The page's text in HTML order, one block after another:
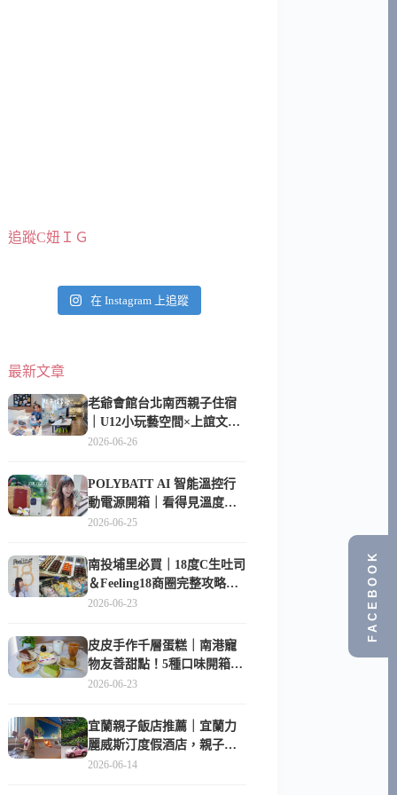
追蹤C妞ＩＧ
在 Instagram 上追蹤
最新文章
老爺會館台北南西親子住宿
｜U12小玩藝空間×上誼文
化，暑假帶孩子這樣玩
2026-06-26
POLYBATT AI 智能溫控行
動電源開箱｜看得見溫度與
電量，外出更安心的
2026-06-25
南投埔里必買｜18度C生吐司
＆Feeling18商圈完整攻略，
在地人帶路這樣逛
2026-06-23
皮皮手作千層蛋糕｜南港寵
物友善甜點！5種口味開箱，
比Lady M便宜一半的台北隱
2026-06-23
宜蘭親子飯店推薦｜宜蘭力
麗威斯汀度假酒店，親子
房、Buffet、泳池、兒童俱樂
2026-06-14
FACEBOOK